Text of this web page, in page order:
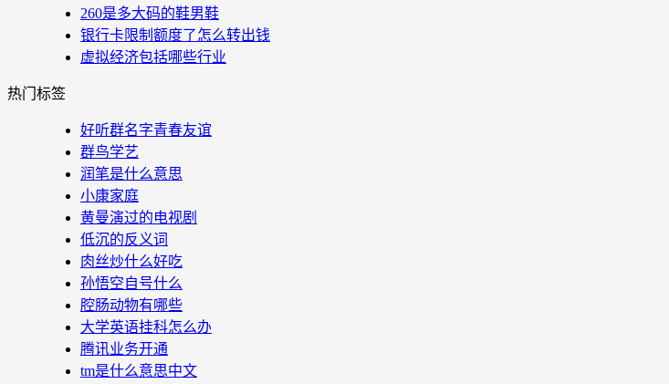
260是多大码的鞋男鞋
银行卡限制额度了怎么转出钱
虚拟经济包括哪些行业
热门标签
好听群名字青春友谊
群鸟学艺
润笔是什么意思
小康家庭
黄曼演过的电视剧
低沉的反义词
肉丝炒什么好吃
孙悟空自号什么
腔肠动物有哪些
大学英语挂科怎么办
腾讯业务开通
tm是什么意思中文